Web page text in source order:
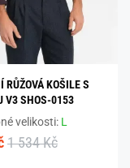
RŮŽOVÁ KOŠILE S
V3 SHOS-0153
velikosti: L
1 534 Kč